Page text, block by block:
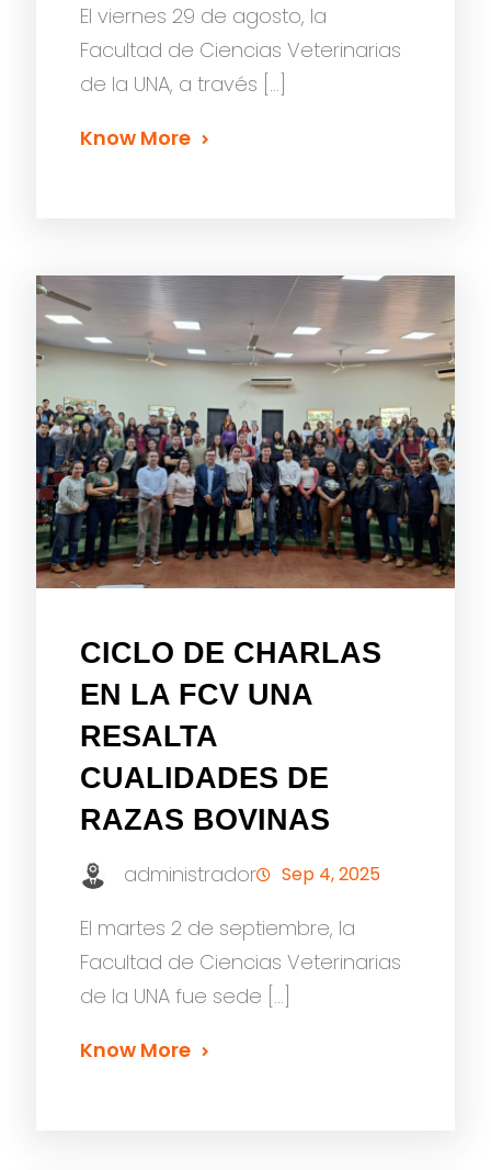
El viernes 29 de agosto, la
Facultad de Ciencias Veterinarias
de la UNA, a través […]
Know More
CICLO DE CHARLAS
EN LA FCV UNA
RESALTA
CUALIDADES DE
RAZAS BOVINAS
administrador Sep 4, 2025
El martes 2 de septiembre, la
Facultad de Ciencias Veterinarias
de la UNA fue sede […]
Know More